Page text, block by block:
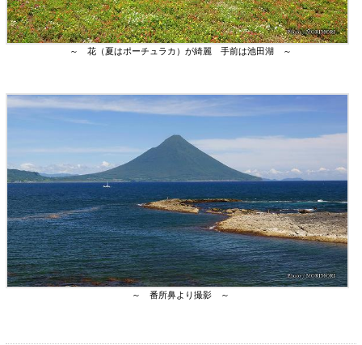
～ 花（夏はポーチュラカ）が綺麗 手前は池田湖 ～
～ 番所鼻より撮影 ～